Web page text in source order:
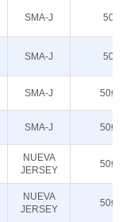
SMA-J 50
SMA-J 50
SMA-J 50Ω
SMA-J 50Ω
NUEVA
JERSEY
50Ω
NUEVA
JERSEY
50Ω